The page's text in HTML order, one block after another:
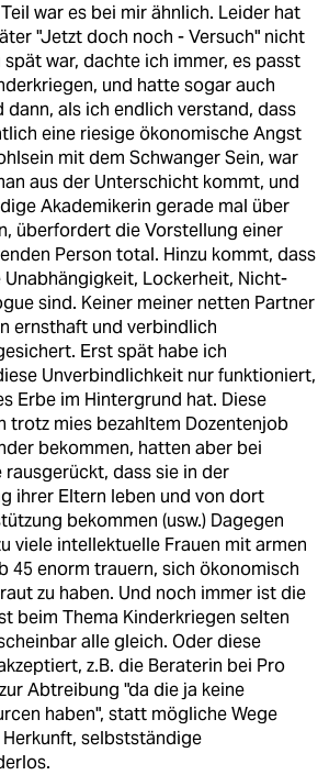
war es bei mir ähnlich. Leider hat
"Jetzt doch noch - Versuch" nicht
spät war, dachte ich immer, es passt
und hatte sogar auch
dann, als ich endlich verstand, dass
eine riesige ökonomische Angst
mit dem Schwanger Sein, war
aus der Unterschicht kommt, und
Akademikerin gerade mal über
überfordert die Vorstellung einer
Person total. Hinzu kommt, dass
Unabhängigkeit, Lockerheit, Nicht-
sind. Keiner meiner netten Partner
ernsthaft und verbindlich
Erst spät habe ich
Unverbindlichkeit nur funktioniert,
Erbe im Hintergrund hat. Diese
trotz mies bezahltem Dozentenjob
bekommen, hatten aber bei
rausgerückt, dass sie in der
ihrer Eltern leben und von dort
bekommen (usw.) Dagegen
viele intellektuelle Frauen mit armen
45 enorm trauern, sich ökonomisch
zu haben. Und noch immer ist die
beim Thema Kinderkriegen selten
alle gleich. Oder diese
z.B. die Beraterin bei Pro
Abtreibung "da die ja keine
haben", statt mögliche Wege
selbstständige